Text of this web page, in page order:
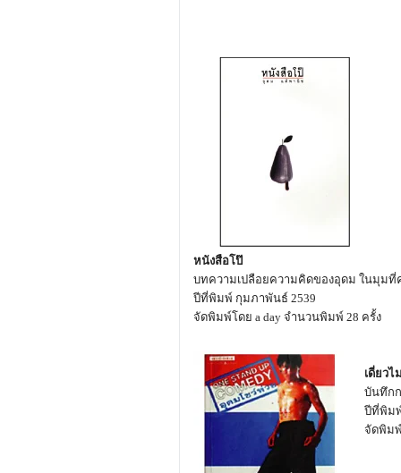
หนังสือโป๊
บทความเปลือยความคิดของอุดม ในมุมที่
ปีที่พิมพ์ กุมภาพันธ์ 2539
จัดพิมพ์โดย a day จำนวนพิมพ์ 28 ครั้ง
เดี่ยว
บันทึก
ปีที่พิม
จัดพิม